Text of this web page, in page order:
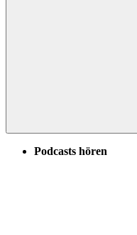
Podcasts hören